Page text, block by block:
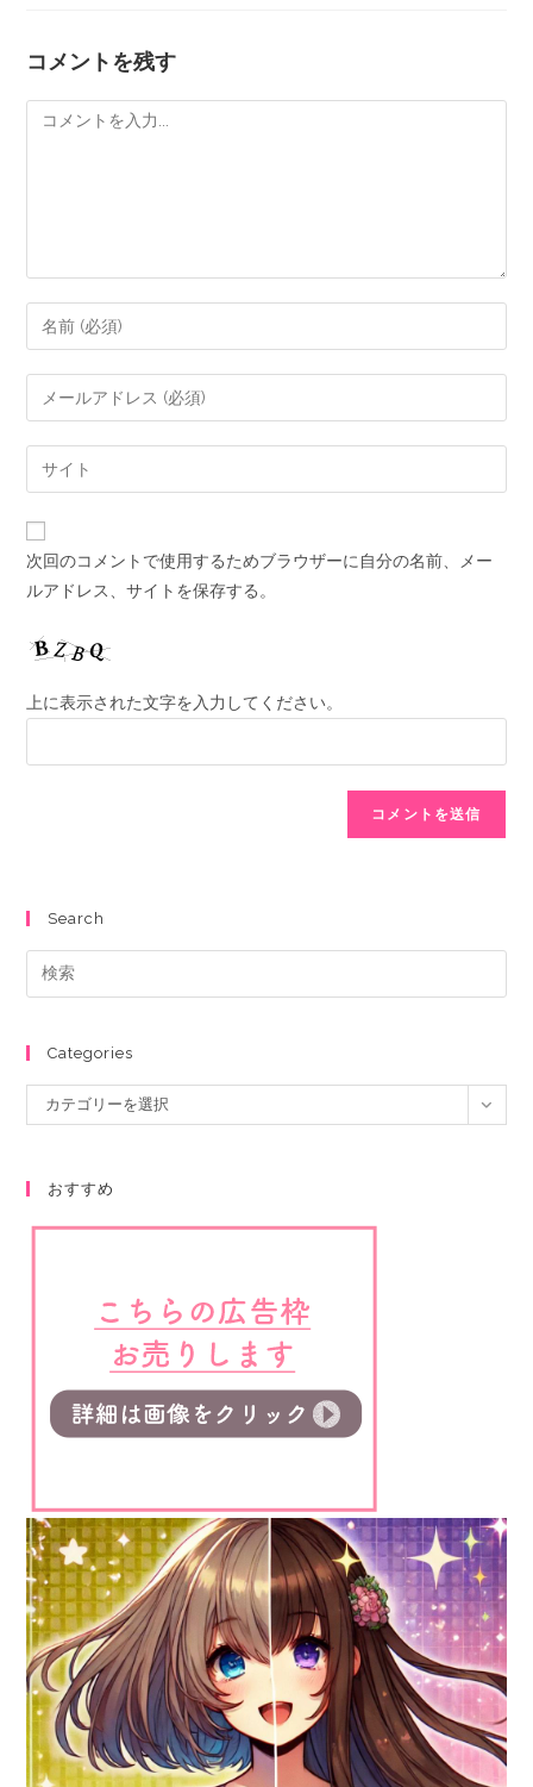
コメントを残す
次回のコメントで使用するためブラウザーに自分の名前、メー
ルアドレス、サイトを保存する。
上に表示された文字を入力してください。
Search
Categories
カテゴリーを選択
おすすめ